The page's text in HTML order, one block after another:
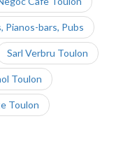
Pianos-bars, Pubs
Sarl Verbru Toulon
Toulon
Toulon